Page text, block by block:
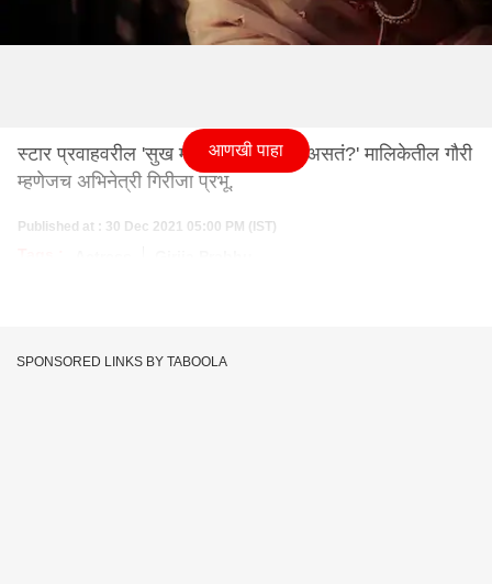
स्टार प्रवाहवरील 'सुख म्हणजे नक्की काय असतं?' मालिकेतील गौरी
म्हणेजच अभिनेत्री गिरीजा प्रभू.
Published at : 30 Dec 2021 05:00 PM (IST)
आणखी पाहा
SPONSORED LINKS BY TABOOLA